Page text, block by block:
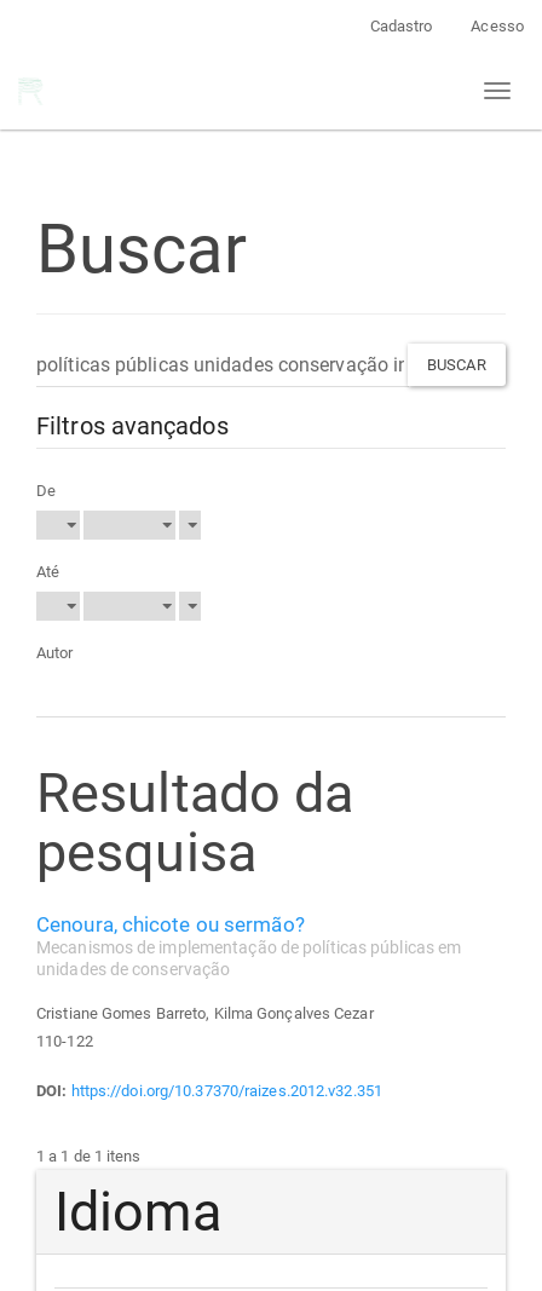
Cadastro Acesso
Toggle
Buscar
Pesquisar
termo
Filtros avançados
De
Até
Autor
Resultado da
pesquisa
Cenoura, chicote ou sermão?
Mecanismos de implementação de políticas públicas em
unidades de conservação
Cristiane Gomes Barreto, Kilma Gonçalves Cezar
110-122
DOI: https://doi.org/10.37370/raizes.2012.v32.351
1 a 1 de 1 itens
Idioma